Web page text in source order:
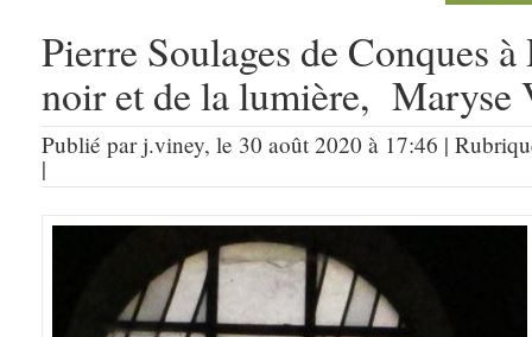
Pierre Soulages de Conques
noir et de la lumière, Maryse
Publié par j.viney, le 30 août 2020 à 17:46 |
|